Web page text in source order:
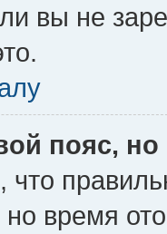
вы не
пояс,
но время